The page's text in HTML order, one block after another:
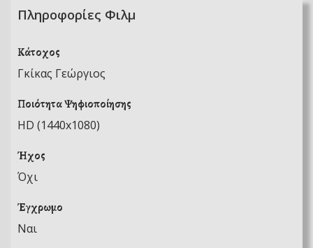
Πληροφορίες Φιλμ
Κάτοχος
Γκίκας Γεώργιος
Ποιότητα Ψηφιοποίησης
HD (1440x1080)
Ήχος
Όχι
Έγχρωμο
Ναι